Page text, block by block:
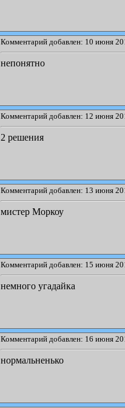
Комментарий добавлен: 10 июня
непонятно
Комментарий добавлен: 12 июня
2 решения
Комментарий добавлен: 13 июня
мистер Моркоу
Комментарий добавлен: 15 июня
немного угадайка
Комментарий добавлен: 16 июня
нормальненько